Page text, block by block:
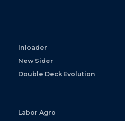
Inloader
New Sider
Double Deck Evolution
Labor Agro